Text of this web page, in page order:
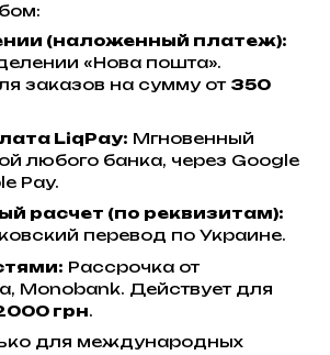
(наложенный платеж):
«Нова пошта».
заказов на сумму от 350
LiqPay: Мгновенный
любого банка, через Google
Pay.
расчет (по реквизитам):
перевод по Украине.
Рассрочка от
Monobank. Действует для
грн.
для международных